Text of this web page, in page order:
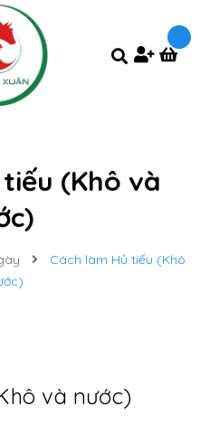
(Khô và
Cách làm Hủ tiếu (Khô
và nước)